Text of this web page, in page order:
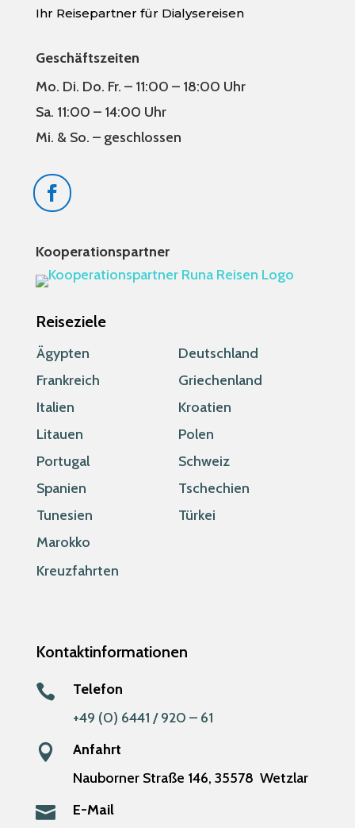
Ihr Reisepartner für Dialysereisen
Geschäftszeiten
Mo. Di. Do. Fr. – 11:00 – 18:00 Uhr
Sa. 11:00 – 14:00 Uhr
Mi. & So. – geschlossen
Kooperationspartner
Reiseziele
Ägypten
Deutschland
Frankreich
Griechenland
Italien
Kroatien
Litauen
Polen
Portugal
Schweiz
Spanien
Tschechien
Tunesien
Türkei
Marokko
Kreuzfahrten
Kontaktinformationen

Telefon
+49 (0) 6441 / 920 – 61

Anfahrt
Nauborner Straße 146, 35578 Wetzlar
 E-Mail